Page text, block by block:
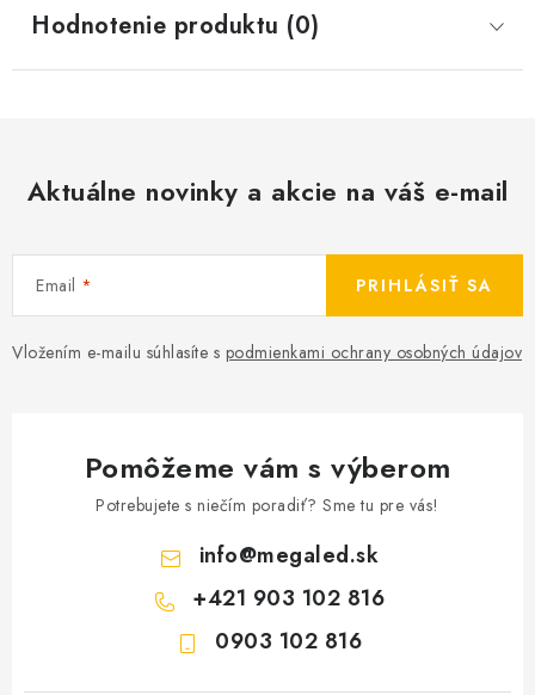
Hodnotenie produktu (0)
Aktuálne novinky a akcie na váš e-mail
Email
Vložením e-mailu súhlasíte s podmienkami ochrany osobných údajov
PRIHLÁSIŤ SA
Pomôžeme vám s výberom
Potrebujete s niečím poradiť? Sme tu pre vás!
info@megaled.sk
+421 903 102 816
0903 102 816